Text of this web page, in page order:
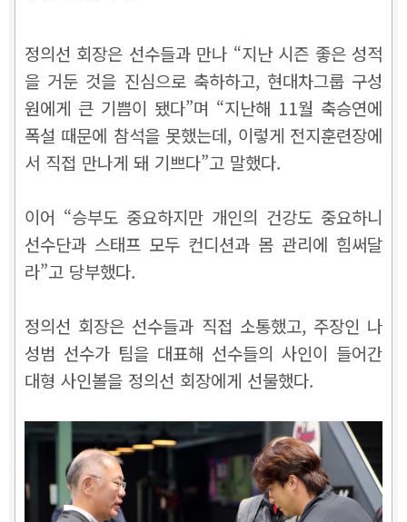
정의선 회장은 선수들과 만나 “지난 시즌 좋은 성적
을 거둔 것을 진심으로 축하하고, 현대차그룹 구성
원에게 큰 기쁨이 됐다”며 “지난해 11월 축승연에
폭설 때문에 참석을 못했는데, 이렇게 전지훈련장에
서 직접 만나게 돼 기쁘다”고 말했다.
이어 “승부도 중요하지만 개인의 건강도 중요하니
선수단과 스태프 모두 컨디션과 몸 관리에 힘써달
라”고 당부했다.
정의선 회장은 선수들과 직접 소통했고, 주장인 나
성범 선수가 팀을 대표해 선수들의 사인이 들어간
대형 사인볼을 정의선 회장에게 선물했다.